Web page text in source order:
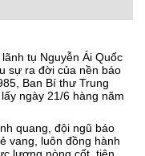
tụ Nguyễn Ái Quốc
sự ra đời của nền báo
Ban Bí thư Trung
ngày 21/6 hàng năm
quang, đội ngũ báo
vang, luôn đồng hành